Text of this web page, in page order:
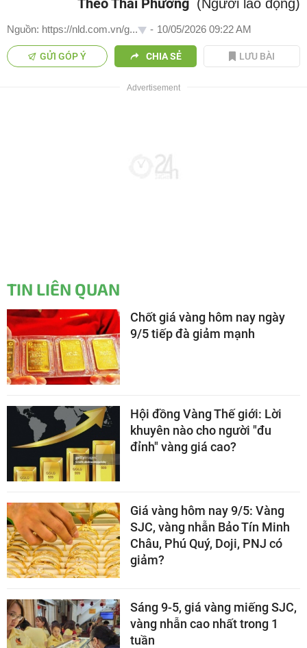
(Người lao động)
Nguồn: https://nld.com.vn/g... - 10/05/2026 09:22 AM
GỬI GÓP Ý CHIA SẺ LƯU BÀI
TIN LIÊN QUAN
Chốt giá vàng hôm nay ngày
9/5 tiếp đà giảm mạnh
Hội đồng Vàng Thế giới: Lời
khuyên nào cho người "đu
đỉnh" vàng giá cao?
Giá vàng hôm nay 9/5: Vàng
SJC, vàng nhẫn Bảo Tín Minh
Châu, Phú Quý, Doji, PNJ có
giảm?
Sáng 9-5, giá vàng miếng SJC,
vàng nhẫn cao nhất trong 1
tuần